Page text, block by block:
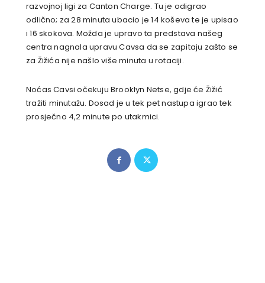
razvojnoj ligi za Canton Charge. Tu je odigrao
odlično; za 28 minuta ubacio je 14 koševa te je upisao
i 16 skokova. Možda je upravo ta predstava našeg
centra nagnala upravu Cavsa da se zapitaju zašto se
za Žižića nije našlo više minuta u rotaciji.
Noćas Cavsi očekuju Brooklyn Netse, gdje će Žižić
tražiti minutažu. Dosad je u tek pet nastupa igrao tek
prosječno 4,2 minute po utakmici.